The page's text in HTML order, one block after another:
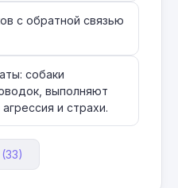
с обратной связью
собаки
выполняют
и страхи.